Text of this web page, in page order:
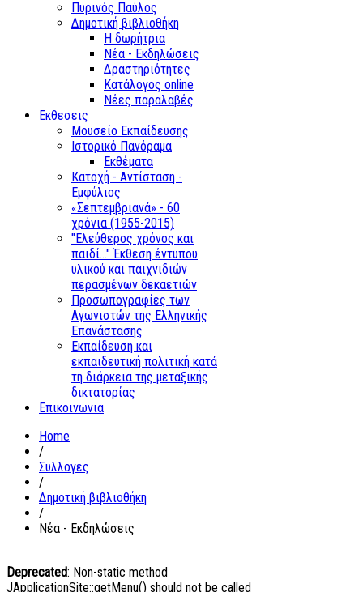
Πυρινός Παύλος
Δημοτική βιβλιοθήκη
Η δωρήτρια
Νέα - Εκδηλώσεις
Δραστηριότητες
Κατάλογος online
Νέες παραλαβές
Εκθεσεις
Μουσείο Εκπαίδευσης
Ιστορικό Πανόραμα
Εκθέματα
Κατοχή - Αντίσταση -
Εμφύλιος
«Σεπτεμβριανά» - 60
χρόνια (1955-2015)
"Ελεύθερος χρόνος και
παιδί..." Έκθεση έντυπου
υλικού και παιχνιδιών
περασμένων δεκαετιών
Προσωπογραφίες των
Αγωνιστών της Ελληνικής
Επανάστασης
Εκπαίδευση και
εκπαιδευτική πολιτική κατά
τη διάρκεια της μεταξικής
δικτατορίας
Επικοινωνια
Home
/
Συλλογες
/
Δημοτική βιβλιοθήκη
/
Νέα - Εκδηλώσεις
Deprecated: Non-static method
JApplicationSite::getMenu() should not be called